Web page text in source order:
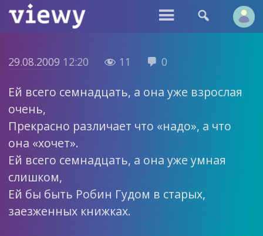
 
29.08.2009 12:20  11  0
Ей всего семнадцать, а она уже взрослая
очень,
Прекрасно различает что «надо», а что
она «хочет».
Ей всего семнадцать, а она уже умная
слишком,
Ей бы быть Робин Гудом в старых,
заезженных книжках.